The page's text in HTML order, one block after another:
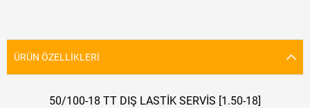
ÜRÜN ÖZELLIKLERI
50/100-18 TT DIŞ LASTİK SERVİS [1.50-18]